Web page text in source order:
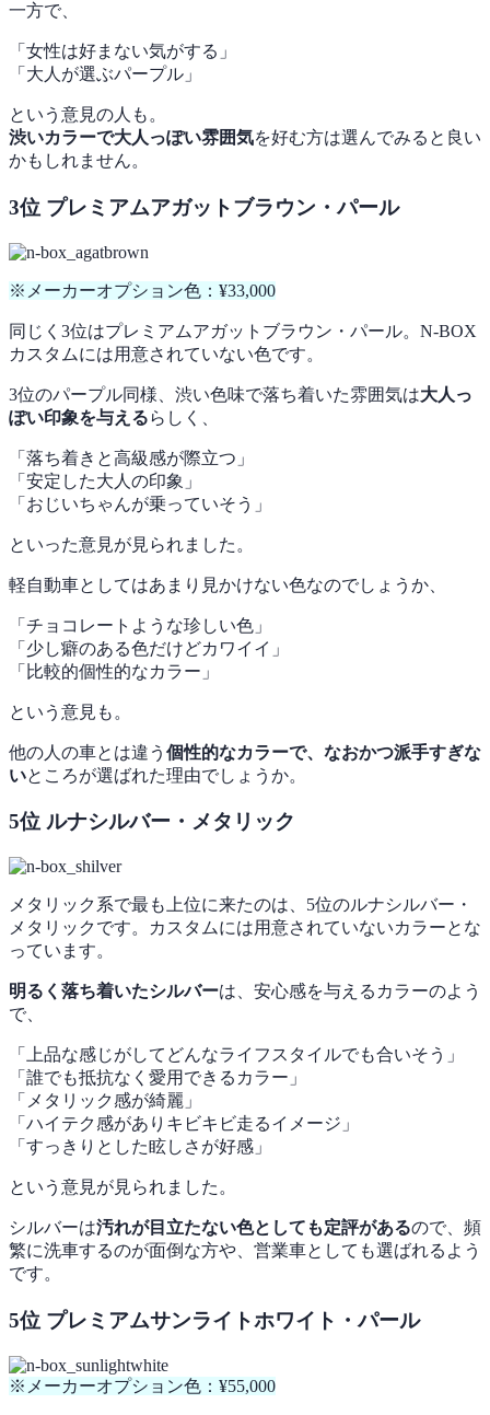
一方で、
「女性は好まない気がする」
「大人が選ぶパープル」
という意見の人も。
渋いカラーで大人っぽい雰囲気を好む方は選んでみると良い
かもしれません。
3位 プレミアムアガットブラウン・パール
※メーカーオプション色：¥33,000
同じく3位はプレミアムアガットブラウン・パール。N-BOX
カスタムには用意されていない色です。
3位のパープル同様、渋い色味で落ち着いた雰囲気は大人っ
ぽい印象を与えるらしく、
「落ち着きと高級感が際立つ」
「安定した大人の印象」
「おじいちゃんが乗っていそう」
といった意見が見られました。
軽自動車としてはあまり見かけない色なのでしょうか、
「チョコレートような珍しい色」
「少し癖のある色だけどカワイイ」
「比較的個性的なカラー」
という意見も。
他の人の車とは違う 個性的なカラーで、なおかつ派手すぎな
いところが選ばれた理由でしょうか。
5位 ルナシルバー・メタリック
メタリック系で最も上位に来たのは、5位のルナシルバー・
メタリックです。カスタムには用意されていないカラーとな
っています。
明るく落ち着いたシルバーは、安心感を与えるカラーのよう
で、
「上品な感じがしてどんなライフスタイルでも合いそう」
「誰でも抵抗なく愛用できるカラー」
「メタリック感が綺麗」
「ハイテク感がありキビキビ走るイメージ」
「すっきりとした眩しさが好感」
という意見が見られました。
シルバーは汚れが目立たない色としても定評があるので、頻
繁に洗車するのが面倒な方や、営業車としても選ばれるよう
です。
5位 プレミアムサンライトホワイト・パール
※メーカーオプション色：¥55,000